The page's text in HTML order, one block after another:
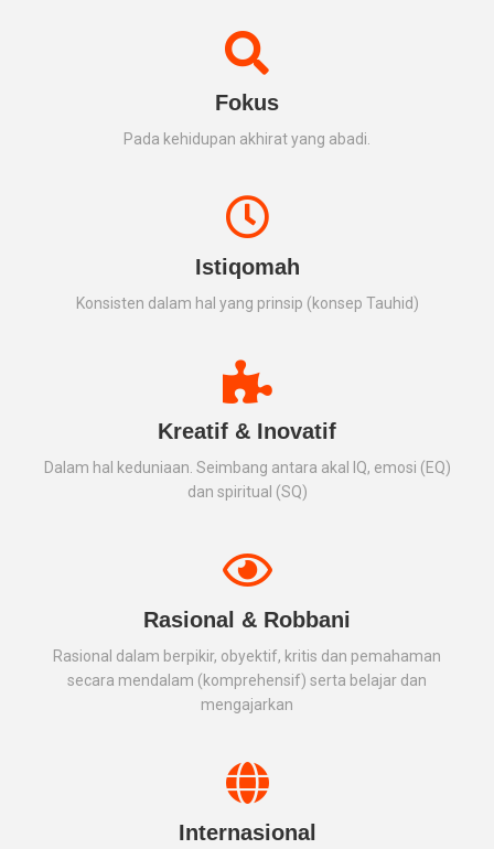
Fokus
Pada kehidupan akhirat yang abadi.
Istiqomah
Konsisten dalam hal yang prinsip (konsep Tauhid)
Kreatif & Inovatif
Dalam hal keduniaan. Seimbang antara akal IQ, emosi (EQ)
dan spiritual (SQ)
Rasional & Robbani
Rasional dalam berpikir, obyektif, kritis dan pemahaman
secara mendalam (komprehensif) serta belajar dan
mengajarkan
Internasional